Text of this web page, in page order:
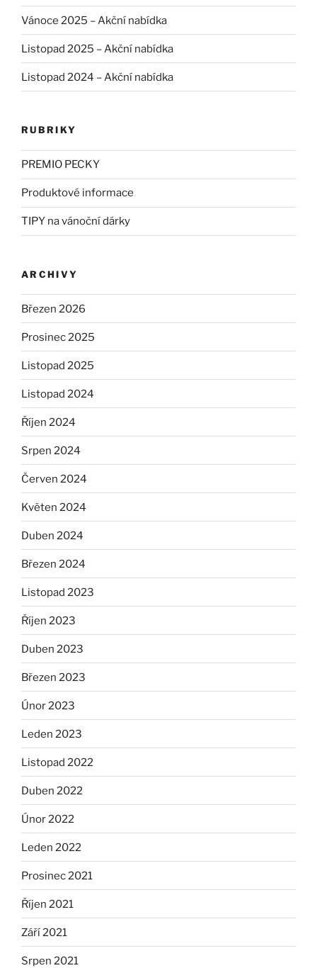
Vánoce 2025 – Akční nabídka
Listopad 2025 – Akční nabídka
Listopad 2024 – Akční nabídka
RUBRIKY
PREMIO PECKY
Produktové informace
TIPY na vánoční dárky
ARCHIVY
Březen 2026
Prosinec 2025
Listopad 2025
Listopad 2024
Říjen 2024
Srpen 2024
Červen 2024
Květen 2024
Duben 2024
Březen 2024
Listopad 2023
Říjen 2023
Duben 2023
Březen 2023
Únor 2023
Leden 2023
Listopad 2022
Duben 2022
Únor 2022
Leden 2022
Prosinec 2021
Říjen 2021
Září 2021
Srpen 2021